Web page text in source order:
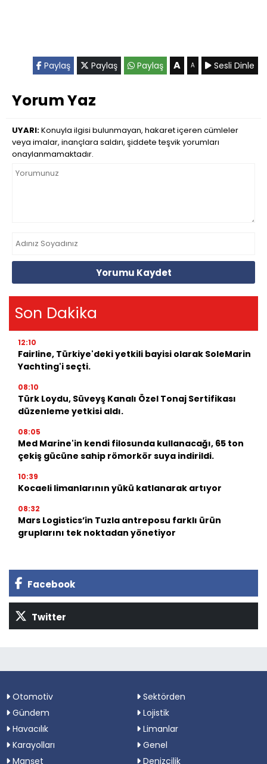
Paylaş Paylaş Paylaş A A Sesli Dinle
Yorum Yaz
UYARI:Konuyla ilgisi bulunmayan, hakaret içeren cümleler
veya imalar, inançlara saldırı, şiddete teşvik yorumları
onaylanmamaktadır.
Yorumu Kaydet
Son Dakika
12:10
Fairline, Türkiye'deki yetkili bayisi olarak SoleMarin
Yachting'i seçti.
08:10
Türk Loydu, Süveyş Kanalı Özel Tonaj Sertifikası
düzenleme yetkisi aldı.
08:05
Med Marine'in kendi filosunda kullanacağı, 65 ton
çekiş gücüne sahip römorkör suya indirildi.
10:39
Kocaeli limanlarının yükü katlanarak artıyor
08:32
Mars Logistics’in Tuzla antreposu farklı ürün
gruplarını tek noktadan yönetiyor
Facebook
Twitter
Otomotiv
Sektörden
Gündem
Lojistik
Havacılık
Limanlar
Karayolları
Genel
Manşet
Denizcilik